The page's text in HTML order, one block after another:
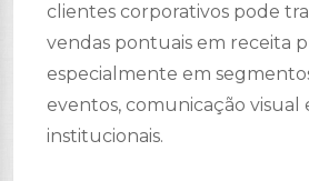
clientes corporativos pode
vendas pontuais em receita
especialmente em
eventos, comunicação visual
institucionais.